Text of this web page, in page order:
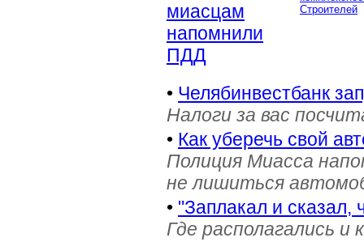
миасцам
напомнили
ПДД
Строителей
• Челябинвестбанк
Налоги за вас
• Как уберечь свой
Полиция Миасса
не лишиться
• "Заплакал и сказал,
Где располагались и